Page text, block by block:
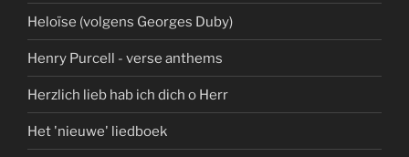
Heloïse (volgens Georges Duby)
Henry Purcell - verse anthems
Herzlich lieb hab ich dich o Herr
Het 'nieuwe' liedboek